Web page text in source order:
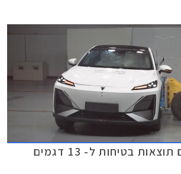
ENCAP מפרסם תוצאות בטיחות ל- 13 דגמים